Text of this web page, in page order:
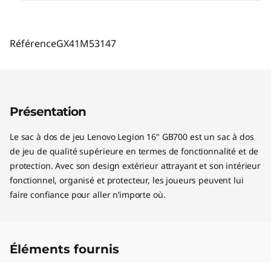
RéférenceGX41M53147
Présentation
Le sac à dos de jeu Lenovo Legion 16" GB700 est un sac à dos
de jeu de qualité supérieure en termes de fonctionnalité et de
protection. Avec son design extérieur attrayant et son intérieur
fonctionnel, organisé et protecteur, les joueurs peuvent lui
faire confiance pour aller n’importe où.
Éléments fournis